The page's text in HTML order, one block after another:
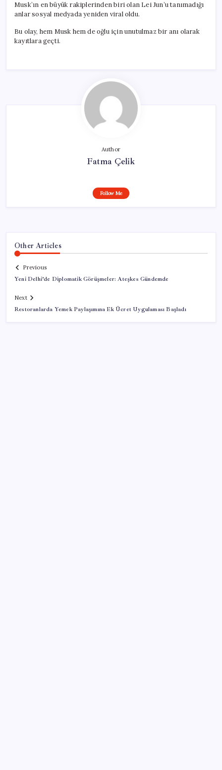
Musk’ın en büyük rakiplerinden biri olan Lei Jun’u tanımadığı
anlar sosyal medyada yeniden viral oldu.
Bu olay, hem Musk hem de oğlu için unutulmaz bir anı olarak
kayıtlara geçti.
Author
Fatma Çelik
Follow Me
Other Articles
Previous
Yeni Delhi’de Diplomatik Görüşmeler: Ateşkes Gündemde
Next
Restoranlarda Yemek Paylaşımına Ek Ücret Uygulaması Başladı